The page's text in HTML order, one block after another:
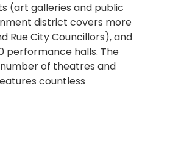
(art galleries and public
district covers more
Rue City Councillors), and
performance halls. The
of theatres and
countless